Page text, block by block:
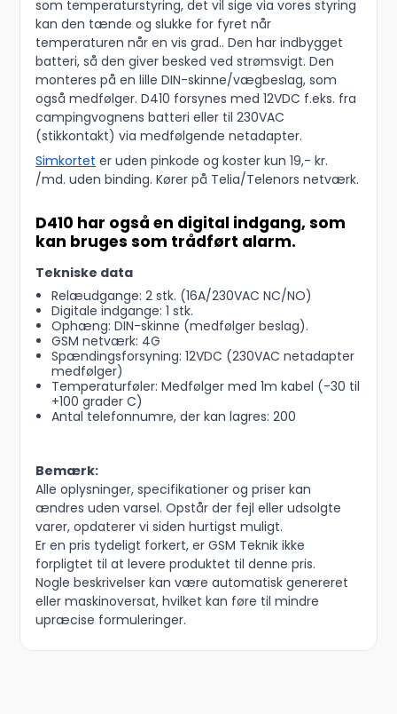
som temperaturstyring, det vil sige via vores styring
kan den tænde og slukke for fyret når
temperaturen når en vis grad.. Den har indbygget
batteri, så den giver besked ved strømsvigt. Den
monteres på en lille DIN-skinne/vægbeslag, som
også medfølger. D410 forsynes med 12VDC f.eks. fra
campingvognens batteri eller til 230VAC
(stikkontakt) via medfølgende netadapter.
Simkortet er uden pinkode og koster kun 19,- kr.
/md. uden binding. Kører på Telia/Telenors netværk.
D410 har også en digital indgang, som
kan bruges som trådført alarm.
Tekniske data
Relæudgange: 2 stk. (16A/230VAC NC/NO)
Digitale indgange: 1 stk.
Ophæng: DIN-skinne (medfølger beslag).
GSM netværk: 4G
Spændingsforsyning: 12VDC (230VAC netadapter
medfølger)
Temperaturføler: Medfølger med 1m kabel (-30 til
+100 grader C)
Antal telefonnumre, der kan lagres: 200
Bemærk:
Alle oplysninger, specifikationer og priser kan
ændres uden varsel. Opstår der fejl eller udsolgte
varer, opdaterer vi siden hurtigst muligt.
Er en pris tydeligt forkert, er GSM Teknik ikke
forpligtet til at levere produktet til denne pris.
Nogle beskrivelser kan være automatisk genereret
eller maskinoversat, hvilket kan føre til mindre
upræcise formuleringer.